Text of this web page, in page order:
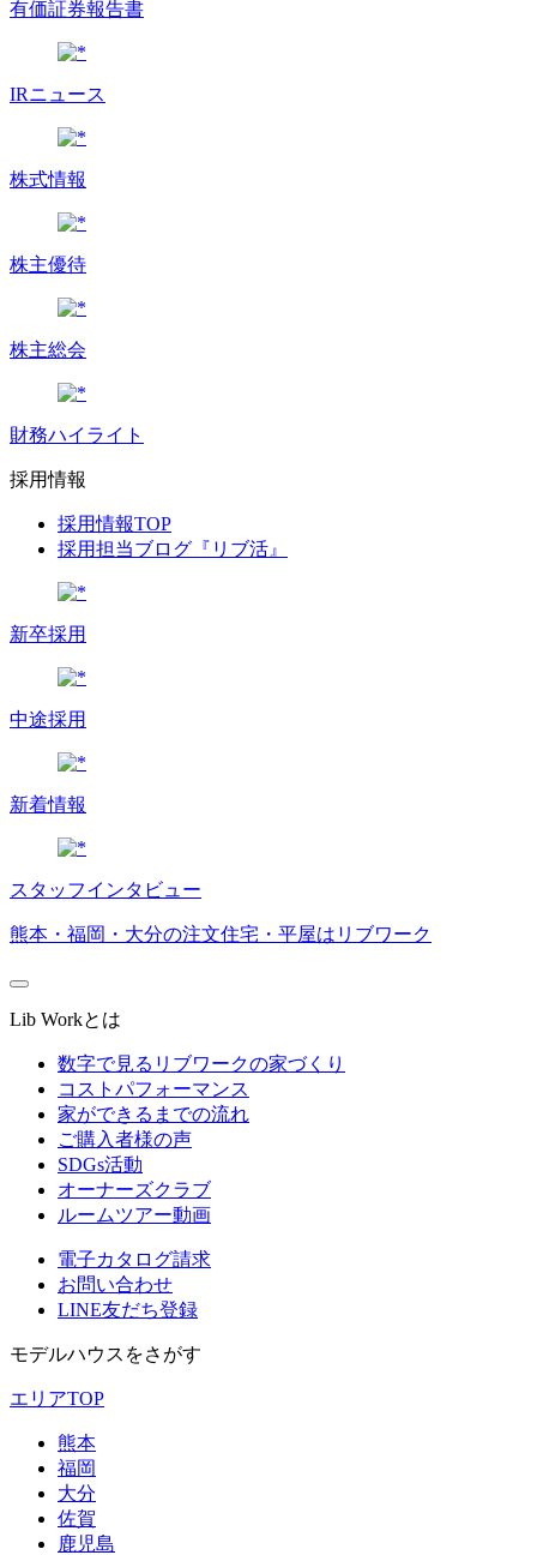
有価証券報告書
IRニュース
株式情報
株主優待
株主総会
財務ハイライト
採用情報
採用情報TOP
採用担当ブログ『リブ活』
新卒採用
中途採用
新着情報
スタッフインタビュー
熊本・福岡・大分の注文住宅・平屋はリブワーク
Lib Workとは
数字で見るリブワークの家づくり
コストパフォーマンス
家ができるまでの流れ
ご購入者様の声
SDGs活動
オーナーズクラブ
ルームツアー動画
電子カタログ請求
お問い合わせ
LINE友だち登録
モデルハウスをさがす
エリアTOP
熊本
福岡
大分
佐賀
鹿児島